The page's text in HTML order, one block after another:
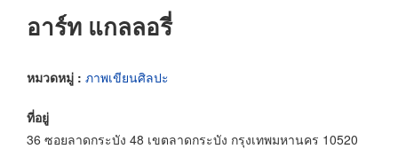
อาร์ท แกลลอรี่
หมวดหมู่ : ภาพเขียนศิลปะ
ที่อยู่
36 ซอยลาดกระบัง 48 เขตลาดกระบัง กรุงเทพมหานคร 10520